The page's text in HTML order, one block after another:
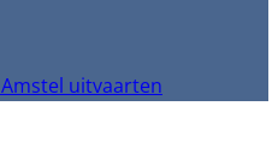
uitvaarten